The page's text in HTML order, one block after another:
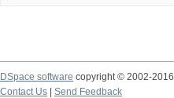
DSpace software copyright © 2002-2016
Contact Us
Send Feedback